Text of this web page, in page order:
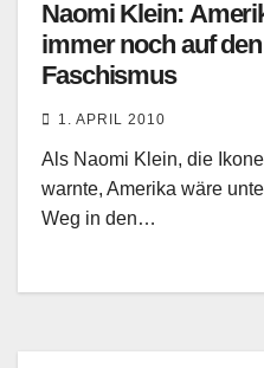
Naomi Klein:
immer noch auf
Faschismus
1. APRIL 2010
Als Naomi Klein, die
warnte, Amerika wäre
Weg in den…